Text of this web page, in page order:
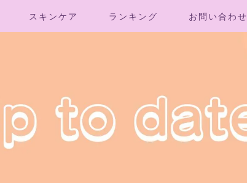
スキンケア ランキング お問い合わせ